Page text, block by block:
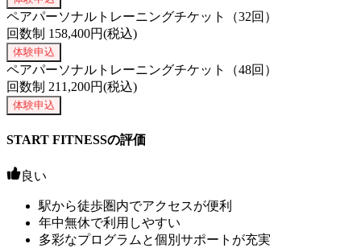
ペアパーソナルトレーニングチケット（32回）
回数制 158,400円(税込)
体験申込
ペアパーソナルトレーニングチケット（48回）
回数制 211,200円(税込)
体験申込
START FITNESSの評価
良い
駅から徒歩圏内でアクセスが便利
年中無休で利用しやすい
多彩なプログラムと個別サポートが充実